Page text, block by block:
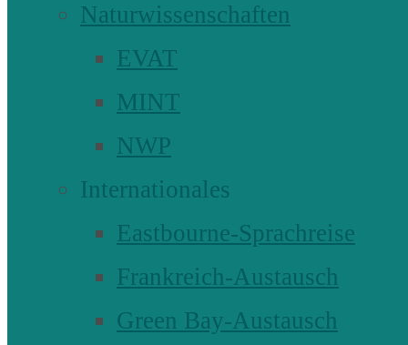
Naturwissenschaften
EVAT
MINT
NWP
Internationales
Eastbourne-Sprachreise
Frankreich-Austausch
Green Bay-Austausch